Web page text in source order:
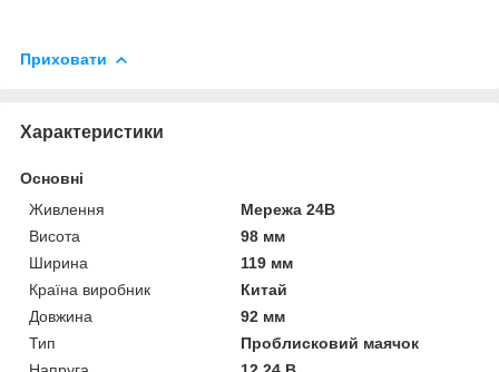
Приховати
Характеристики
Основні
Живлення
Мережа 24В
Висота
98 мм
Ширина
119 мм
Країна виробник
Китай
Довжина
92 мм
Тип
Проблисковий маячок